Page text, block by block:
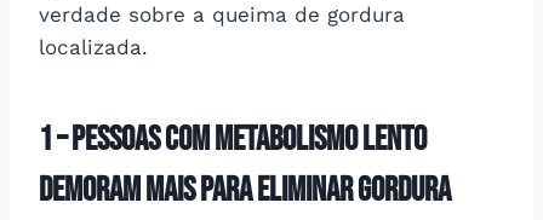
verdade sobre a queima de gordura
localizada.
1 –pessoas com metabolismo lento
demoram mais para eliminar gordura